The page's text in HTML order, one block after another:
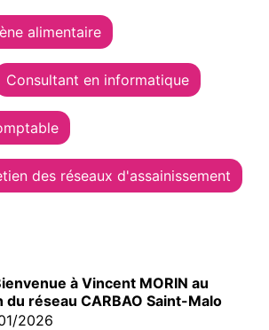
alimentaire
Consultant en informatique
des réseaux d'assainissement
à Vincent MORIN au
du réseau CARBAO Saint-Malo
2026